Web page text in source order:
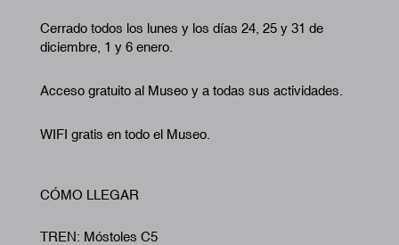
Cerrado todos los lunes y los días 24, 25 y 31 de
diciembre, 1 y 6 enero.
Acceso gratuito al Museo y a todas sus actividades.
WIFI gratis en todo el Museo.
CÓMO LLEGAR
TREN: Móstoles C5